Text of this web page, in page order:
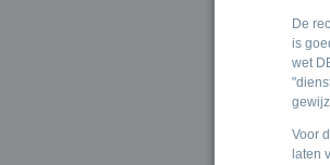
De
is
wet
Voor
laten